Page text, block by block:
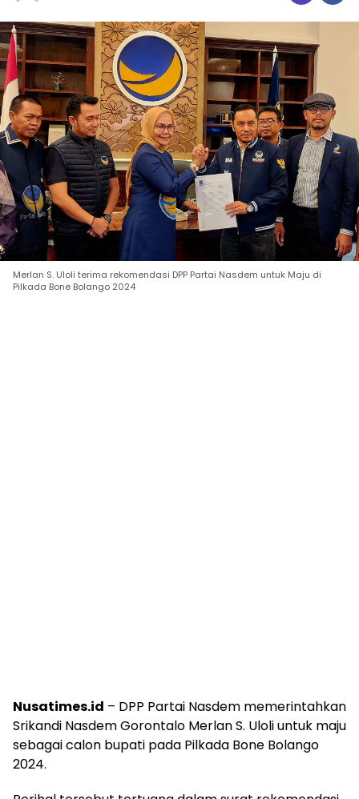
Merlan S. Uloli terima rekomendasi DPP Partai Nasdem untuk Maju di
Pilkada Bone Bolango 2024
Nusatimes.id – DPP Partai Nasdem memerintahkan
Srikandi Nasdem Gorontalo Merlan S. Uloli untuk maju
sebagai calon bupati pada Pilkada Bone Bolango
2024.